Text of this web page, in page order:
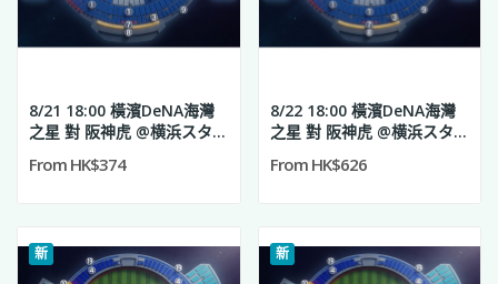
8/21 18:00 橫濱DeNA海灣
之星 對 阪神虎 @横浜スタジ
From HK$374
8/22 18:00 橫濱DeNA海灣
之星 對 阪神虎 @横浜スタジ
From HK$626
新 新